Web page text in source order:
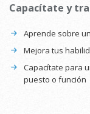
Capacítate y
Aprende sobre
Mejora tus
Capacítate para
puesto o función